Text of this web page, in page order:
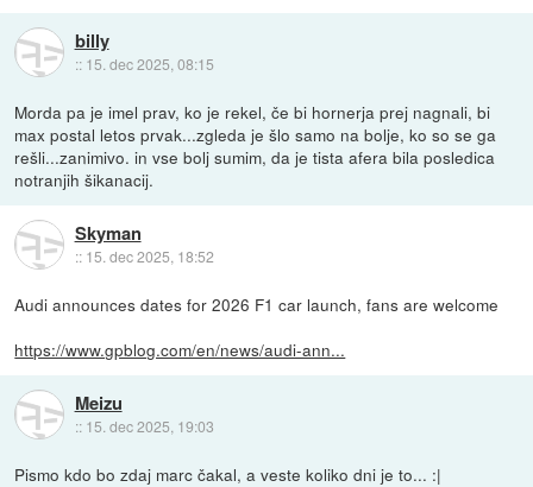
billy
:: 15. dec 2025, 08:15
Morda pa je imel prav, ko je rekel, če bi hornerja prej nagnali, bi
max postal letos prvak...zgleda je šlo samo na bolje, ko so se ga
rešli...zanimivo. in vse bolj sumim, da je tista afera bila posledica
notranjih šikanacij.
Skyman
:: 15. dec 2025, 18:52
Audi announces dates for 2026 F1 car launch, fans are welcome
https://www.gpblog.com/en/news/audi-ann...
Meizu
:: 15. dec 2025, 19:03
Pismo kdo bo zdaj marc čakal, a veste koliko dni je to... :|